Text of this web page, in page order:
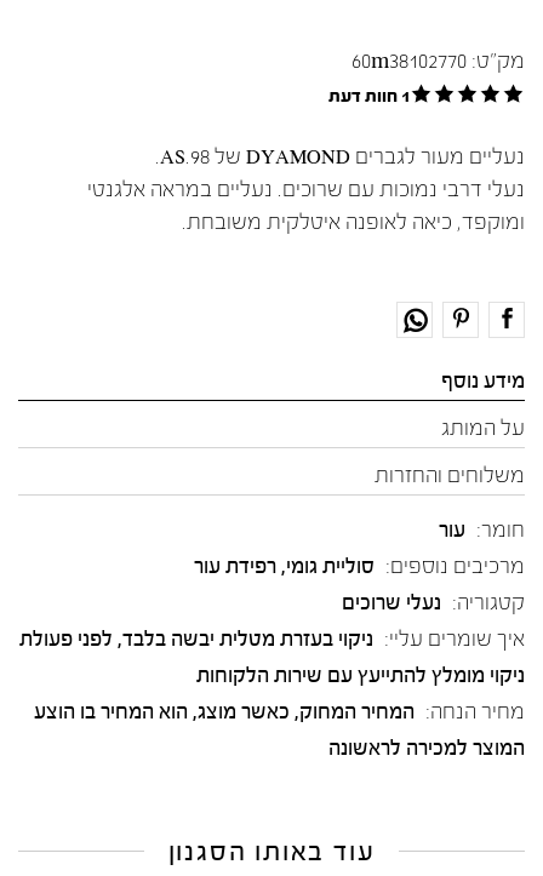
מק"ט: 60m38102770
1 חוות דעת
נעליים מעור לגברים DYAMOND של AS.98.
נעלי דרבי נמוכות עם שרוכים. נעליים במראה אלגנטי
ומוקפד, כיאה לאופנה איטלקית משובחת.
מידע נוסף
על המותג
משלוחים והחזרות
חומר: עור
מרכיבים נוספים: סוליית גומי, רפידת עור
קטגוריה: נעלי שרוכים
איך שומרים עליי: ניקוי בעזרת מטלית יבשה בלבד, לפני פעולת
ניקוי מומלץ להתייעץ עם שירות הלקוחות
מחיר הנחה: המחיר המחוק, כאשר מוצג, הוא המחיר בו הוצע
המוצר למכירה לראשונה
עוד באותו הסגנון